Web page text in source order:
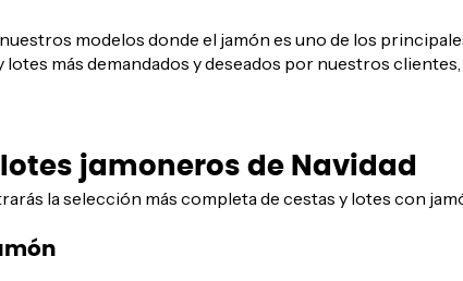
modelos donde el jamón es uno de los
lotes más demandados y deseados por nuestros
jamoneros de Navidad
la selección más completa de cestas y lotes con